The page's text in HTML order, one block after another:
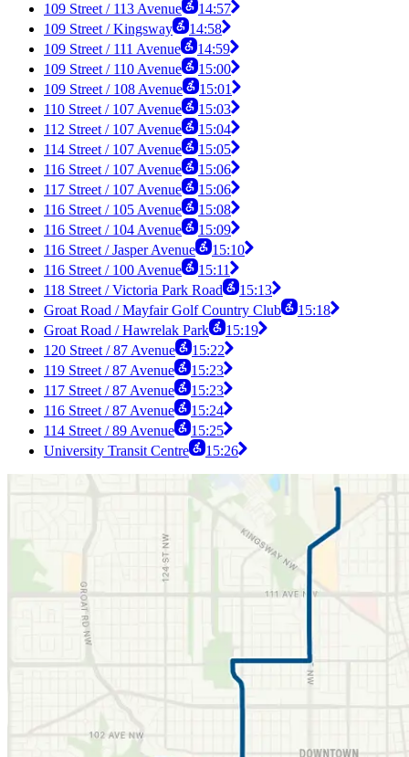
109 Street / 113 Avenue
14:57
109 Street / Kingsway
14:58
109 Street / 111 Avenue
14:59
109 Street / 110 Avenue
15:00
109 Street / 108 Avenue
15:01
110 Street / 107 Avenue
15:03
112 Street / 107 Avenue
15:04
114 Street / 107 Avenue
15:05
116 Street / 107 Avenue
15:06
117 Street / 107 Avenue
15:06
116 Street / 105 Avenue
15:08
116 Street / 104 Avenue
15:09
116 Street / Jasper Avenue
15:10
116 Street / 100 Avenue
15:11
118 Street / Victoria Park Road
15:13
Groat Road / Mayfair Golf Country Club
15:18
Groat Road / Hawrelak Park
15:19
120 Street / 87 Avenue
15:22
119 Street / 87 Avenue
15:23
117 Street / 87 Avenue
15:23
116 Street / 87 Avenue
15:24
114 Street / 89 Avenue
15:25
University Transit Centre
15:26